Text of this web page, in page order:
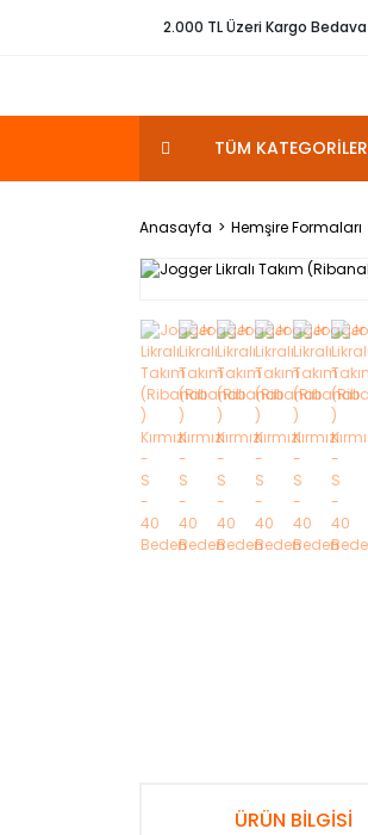
2.000 TL Üzeri Kargo Bedava
TÜM KATEGORİLER
Anasayfa Hemşire Formaları
ÜRÜN BİLGİSİ